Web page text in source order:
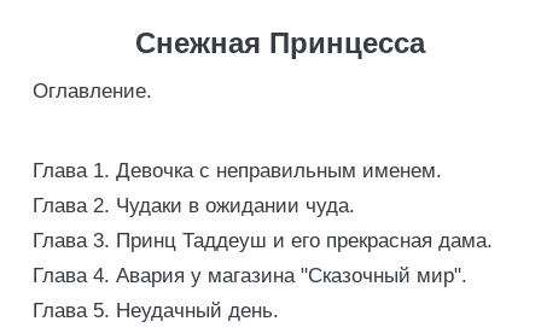
Снежная Принцесса
Оглавление.
Глава 1. Девочка с неправильным именем.
Глава 2. Чудаки в ожидании чуда.
Глава 3. Принц Таддеуш и его прекрасная дама.
Глава 4. Авария у магазина "Сказочный мир".
Глава 5. Неудачный день.